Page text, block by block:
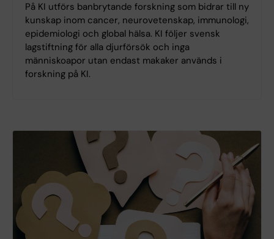
På KI utförs banbrytande forskning som bidrar till ny
kunskap inom cancer, neurovetenskap, immunologi,
epidemiologi och global hälsa. KI följer svensk
lagstiftning för alla djurförsök och inga
människoapor utan endast makaker används i
forskning på KI.